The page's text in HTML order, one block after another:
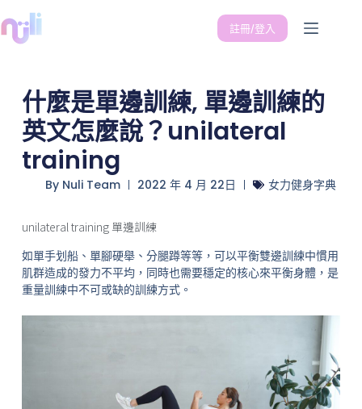
註冊/登入
什麼是單邊訓練, 單邊訓練的
英文怎麼說？unilateral
training
ByNuli Team 2022 年 4 月 22日 女力健身字典
unilateral training 單邊訓練
如單手划船、單腳硬舉、分腿蹲等等，可以平衡雙邊訓練中慣用
肌群造成的發力不平均，同時也需要穩定的核心來平衡身體，是
重量訓練中不可或缺的訓練方式。